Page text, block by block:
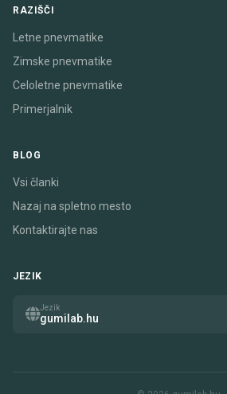
RAZIŠČI
Letne pnevmatike
Zimske pnevmatike
Celoletne pnevmatike
Primerjalnik
BLOG
Vsi članki
Nazaj na spletno mesto
Kontaktirajte nas
JEZIK
Jezik
gumilab.hu